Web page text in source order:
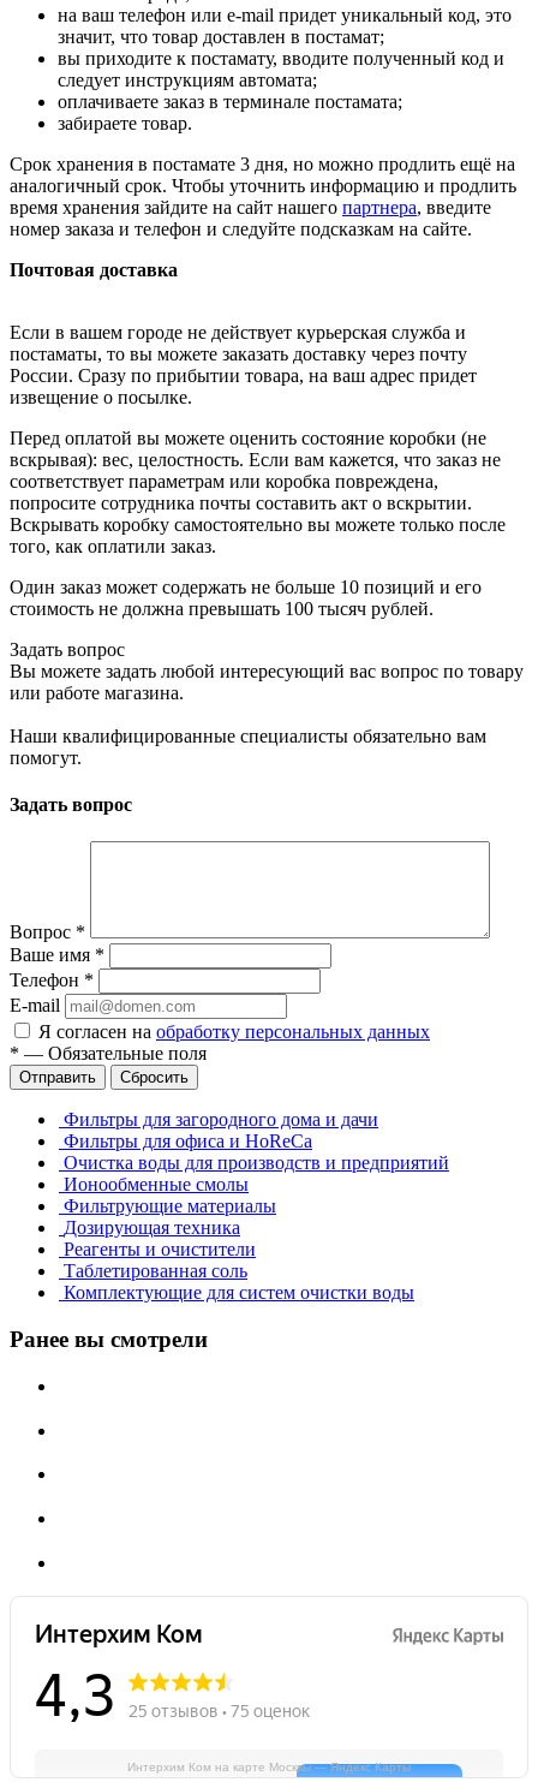
на ваш телефон или e-mail придет уникальный код, это
значит, что товар доставлен в постамат;
вы приходите к постамату, вводите полученный код и
следует инструкциям автомата;
оплачиваете заказ в терминале постамата;
забираете товар.
Срок хранения в постамате 3 дня, но можно продлить ещё на
аналогичный срок. Чтобы уточнить информацию и продлить
время хранения зайдите на сайт нашего партнера, введите
номер заказа и телефон и следуйте подсказкам на сайте.
Почтовая доставка
Если в вашем городе не действует курьерская служба и
постаматы, то вы можете заказать доставку через почту
России. Сразу по прибытии товара, на ваш адрес придет
извещение о посылке.
Перед оплатой вы можете оценить состояние коробки (не
вскрывая): вес, целостность. Если вам кажется, что заказ не
соответствует параметрам или коробка повреждена,
попросите сотрудника почты составить акт о вскрытии.
Вскрывать коробку самостоятельно вы можете только после
того, как оплатили заказ.
Один заказ может содержать не больше 10 позиций и его
стоимость не должна превышать 100 тысяч рублей.
Задать вопрос
Вы можете задать любой интересующий вас вопрос по товару
или работе магазина.
Наши квалифицированные специалисты обязательно вам
помогут.
Задать вопрос
Вопрос *
Ваше имя *
Телефон *
E-mail
Я согласен на обработку персональных данных
* — Обязательные поля
Отправить Сбросить
Фильтры для загородного дома и дачи
Фильтры для офиса и HoReCa
Очистка воды для производств и предприятий
Ионообменные смолы
Фильтрующие материалы
Дозирующая техника
Реагенты и очистители
Таблетированная соль
Комплектующие для систем очистки воды
Ранее вы смотрели
Интерхим Ком на карте Москвы — Яндекс Карты